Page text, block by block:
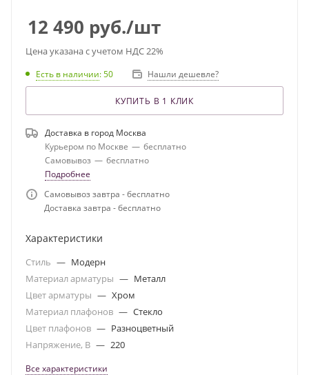
12 490 руб./шт
Цена указана с учетом НДС 22%
Есть в наличии: 50 Нашли дешевле?
КУПИТЬ В 1 КЛИК
Доставка в город Москва
Курьером по Москве — бесплатно
Самовывоз — бесплатно
Подробнее
Самовывоз завтра - бесплатно
Доставка завтра - бесплатно
Характеристики
Стиль — Модерн
Материал арматуры — Металл
Цвет арматуры — Хром
Материал плафонов — Стекло
Цвет плафонов — Разноцветный
Напряжение, В — 220
Все характеристики